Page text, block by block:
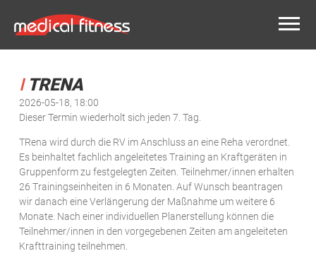
TRENA
2026-05-18, 18:00
Dieser Termin wiederholt sich jeden 7. Tag.
TRena wird durch die RV im Anschluss an eine Reha verordnet.
Es beinhaltet fachlich angeleitetes Training an Kraftgeräten in
Gruppenform zu festgelegten Zeiten. Teilnehmer/innen erhalten
26 Trainingseinheiten in 6 Monaten. Auf Wunsch beantragen
wir danach eine Verlängerung der Maßnahme um weitere 6
Monate. Nach einer individuellen Planerstellung können die
Teilnehmer/innen in den vorgegebenen Zeiten am angeleiteten
Krafttraining teilnehmen.